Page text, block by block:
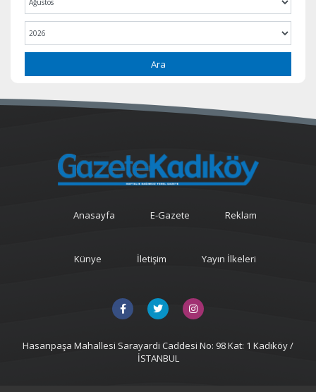
Ara
Anasayfa E-Gazete Reklam
Künye İletişim Yayın İlkeleri
Hasanpaşa Mahallesi Sarayardi Caddesi No: 98 Kat: 1 Kadıköy /
İSTANBUL